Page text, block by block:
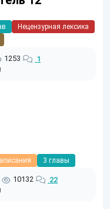
Нецензурная лексика
1253
1
3 главы
10132
22